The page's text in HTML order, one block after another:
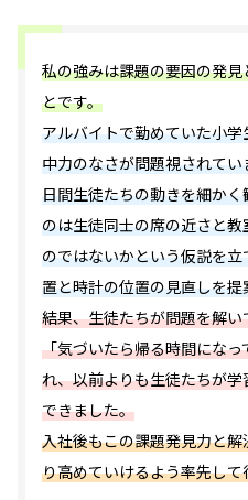
私の強みは課題の要因の発
とです。
アルバイトで勤めていた小
中力のなさが問題視されて
日間生徒たちの動きを細か
のは生徒同士の席の近さと
のではないかという仮説を
置と時計の位置の見直しを
結果、生徒たちが問題を解
「気づいたら帰る時間にな
れ、以前よりも生徒たちが
できました。
入社後もこの課題発見力と
り高めていけるよう率先し